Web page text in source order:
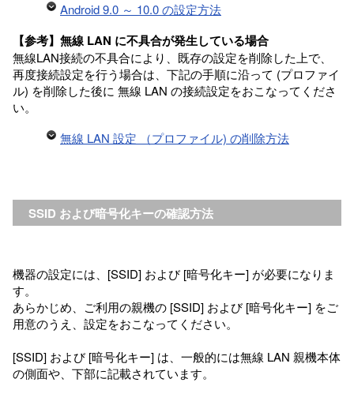
Android 9.0 ～ 10.0 の設定方法
【参考】無線 LAN に不具合が発生している場合
無線LAN接続の不具合により、既存の設定を削除した上で、
再度接続設定を行う場合は、下記の手順に沿って (プロファイ
ル) を削除した後に 無線 LAN の接続設定をおこなってくださ
い。
無線 LAN 設定 （プロファイル) の削除方法
SSID および暗号化キーの確認方法
機器の設定には、[SSID] および [暗号化キー] が必要になりま
す。
あらかじめ、ご利用の親機の [SSID] および [暗号化キー] をご
用意のうえ、設定をおこなってください。
[SSID] および [暗号化キー] は、一般的には無線 LAN 親機本体
の側面や、下部に記載されています。